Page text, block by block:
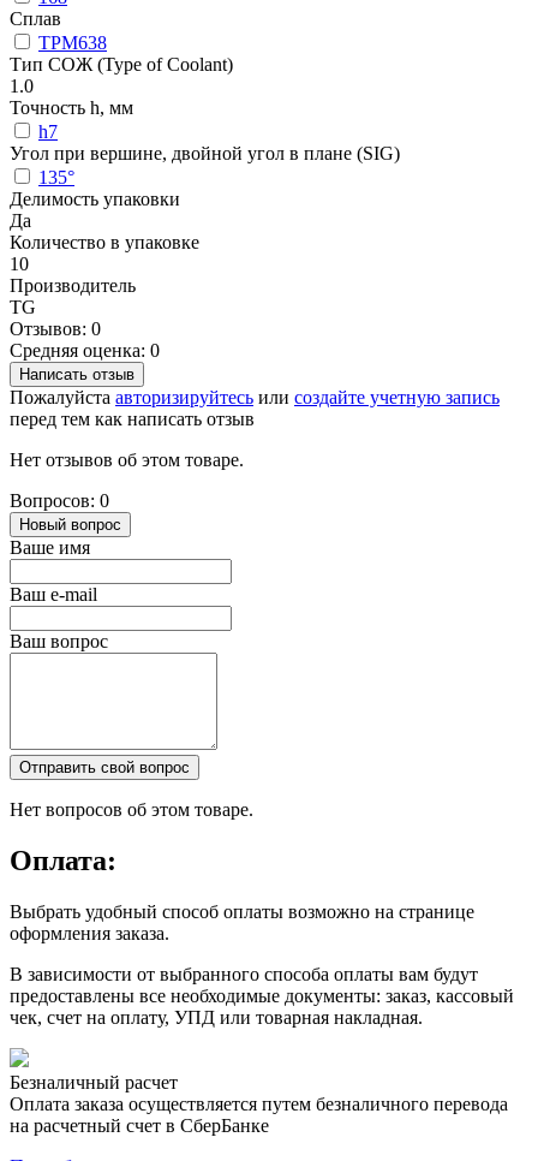
Сплав
TPM638
Тип СОЖ (Type of Coolant)
1.0
Точность h, мм
h7
Угол при вершине, двойной угол в плане (SIG)
135°
Делимость упаковки
Да
Количество в упаковке
10
Производитель
TG
Отзывов: 0
Средняя оценка: 0
Написать отзыв
Пожалуйста авторизируйтесь или создайте учетную запись
перед тем как написать отзыв
Нет отзывов об этом товаре.
Вопросов: 0
Новый вопрос
Ваше имя
Ваш e-mail
Ваш вопрос
Отправить свой вопрос
Нет вопросов об этом товаре.
Оплата:
Выбрать удобный способ оплаты возможно на странице
оформления заказа.
В зависимости от выбранного способа оплаты вам будут
предоставлены все необходимые документы: заказ, кассовый
чек, счет на оплату, УПД или товарная накладная.
Безналичный расчет
Оплата заказа осуществляется путем безналичного перевода
на расчетный счет в СберБанке